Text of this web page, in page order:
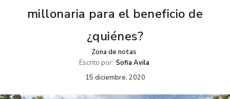
millonaria para el beneficio de
¿quiénes?
Zona de notas
Escrito por: Sofia Avila
15 diciembre, 2020